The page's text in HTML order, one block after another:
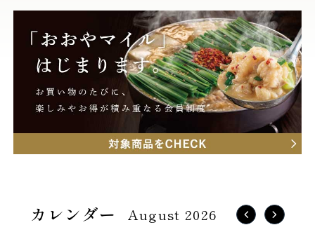
August 2026